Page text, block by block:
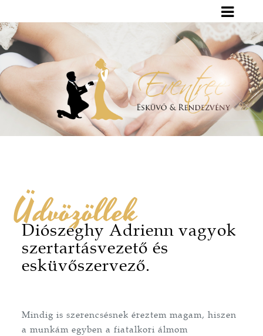
Üdvözöllek
Diószeghy Adrienn vagyok
szertartásvezető és
esküvőszervező.
Mindig is szerencsésnek éreztem magam, hiszen
a munkám egyben a fiatalkori álmom